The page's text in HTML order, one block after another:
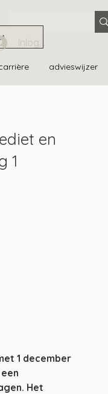
advieswijzer
Inloggen
en
1
1 december
Het